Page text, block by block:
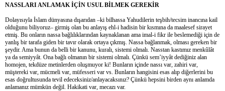
NASSLARI ANLAMAK İÇİN USUL BİLMEK GEREKİR
Dolayısıyla İslam dünyasına dışarıdan –ki bilhassa Yahudilerin teşbih/tecsim inancına kail
olduğunu biliyoruz– girmiş olan bu anlayış ehl-i hadisin bir kısmına da maalesef sirayet
etmiş. Bu onların nassa bağlılıklarından kaynaklanan ama imal-i fikr ile beslemediği için de
yanlış bir tarafa giden bir tavır olarak ortaya çıkmış. Nassa bağlanmak, olması gereken bir
şeydir. Ama bunun da belli bir kanunu, kuralı, sistemi olmalı. Nasstan kastımız menkûlât
ya da semiyyât. Ona bağlı olmanın bir sistemi olmalı. Çünkü sem’iyyât dediğiniz alan
homojen, tekdüze metinlerden oluşmuyor ki! Bunların içinde nassı var, zahiri var,
müştereki var, mücmeli var, müfesseri var vs. Bunların hangisini esas alıp diğerlerini bu
esas doğrultusunda tevil edeceksiniz/anlayacaksınız? Çünkü hepsini birden aynı anlamda
anlamanız mümkün değil. Hakikati var, mecazı var.